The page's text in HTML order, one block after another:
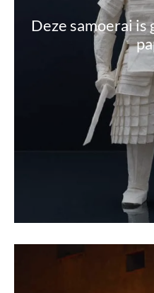
Deze samoerai